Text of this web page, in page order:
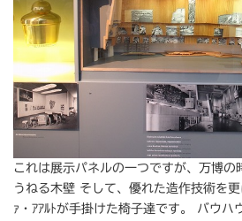
これは展示パネルの一つですが、万博の
うねる木壁 そして、優れた造作技術を
ｧ・ｱｱﾙﾄが手掛けた椅子達です。 バウハ